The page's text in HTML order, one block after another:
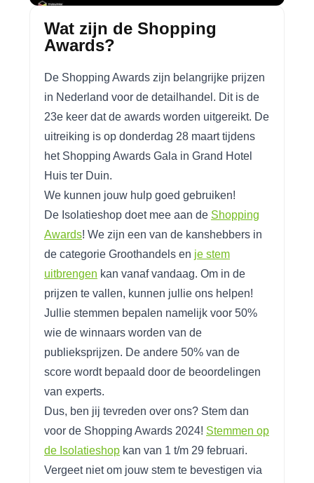
Wat zijn de Shopping
Awards?
De Shopping Awards zijn belangrijke prijzen
in Nederland voor de detailhandel. Dit is de
23e keer dat de awards worden uitgereikt. De
uitreiking is op donderdag 28 maart tijdens
het Shopping Awards Gala in Grand Hotel
Huis ter Duin.
We kunnen jouw hulp goed gebruiken!
De Isolatieshop doet mee aan de Shopping
Awards! We zijn een van de kanshebbers in
de categorie Groothandels en je stem
uitbrengen kan vanaf vandaag. Om in de
prijzen te vallen, kunnen jullie ons helpen!
Jullie stemmen bepalen namelijk voor 50%
wie de winnaars worden van de
publieksprijzen. De andere 50% van de
score wordt bepaald door de beoordelingen
van experts.
Dus, ben jij tevreden over ons? Stem dan
voor de Shopping Awards 2024! Stemmen op
de Isolatieshop kan van 1 t/m 29 februari.
Vergeet niet om jouw stem te bevestigen via